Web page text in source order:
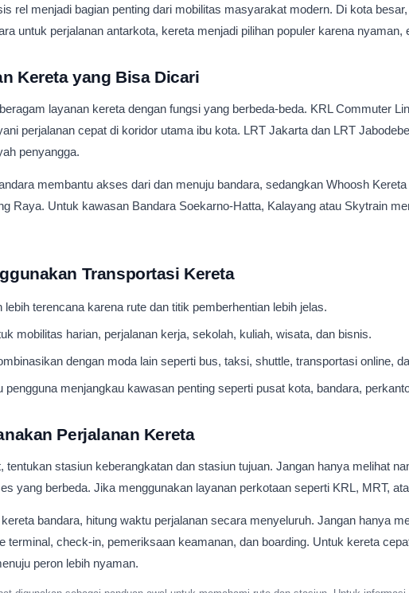
rel menjadi bagian penting dari mobilitas masyarakat modern. Di kota
untuk perjalanan antarkota, kereta menjadi pilihan populer karena
Kereta yang Bisa Dicari
layanan kereta dengan fungsi yang berbeda-beda. KRL Commuter
perjalanan cepat di koridor utama ibu kota. LRT Jakarta dan LRT
penyangga.
membantu akses dari dan menuju bandara, sedangkan Whoosh
Raya. Untuk kawasan Bandara Soekarno-Hatta, Kalayang atau Skytrain
Transportasi Kereta
lebih terencana karena rute dan titik pemberhentian lebih jelas.
mobilitas harian, perjalanan kerja, sekolah, kuliah, wisata, dan bisnis.
dengan moda lain seperti bus, taksi, shuttle, transportasi online,
pengguna menjangkau kawasan penting seperti pusat kota, bandara,
Perjalanan Kereta
tentukan stasiun keberangkatan dan stasiun tujuan. Jangan hanya melihat
yang berbeda. Jika menggunakan layanan perkotaan seperti KRL, MRT,
bandara, hitung waktu perjalanan secara menyeluruh. Jangan hanya
terminal, check-in, pemeriksaan keamanan, dan boarding. Untuk kereta
peron lebih nyaman.